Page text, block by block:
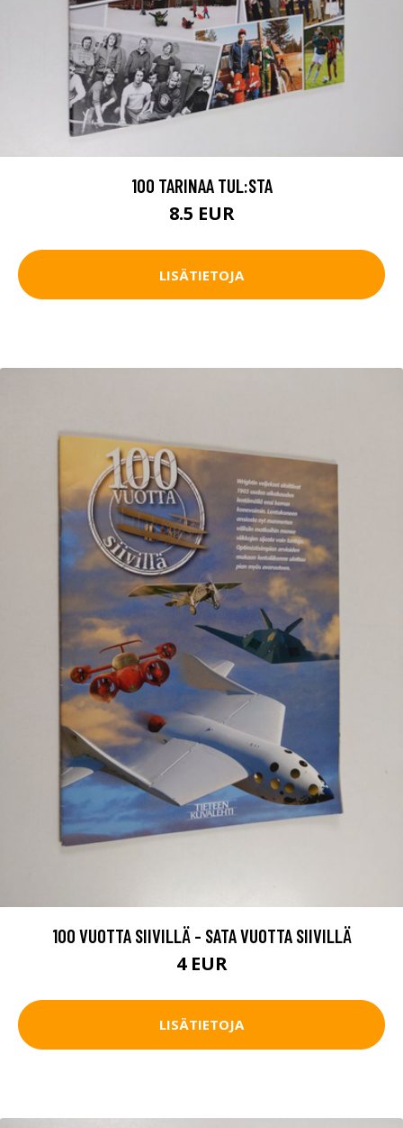
100 TARINAA TUL:STA
8.5 EUR
LISÄTIETOJA
100 VUOTTA SIIVILLÄ - SATA VUOTTA SIIVILLÄ
4 EUR
LISÄTIETOJA